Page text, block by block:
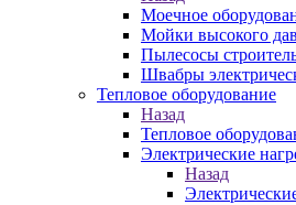
Моечное
Мойки высокого
Пылесосы
Швабры
Тепловое оборудование
Назад
Тепловое
Электрические
Назад